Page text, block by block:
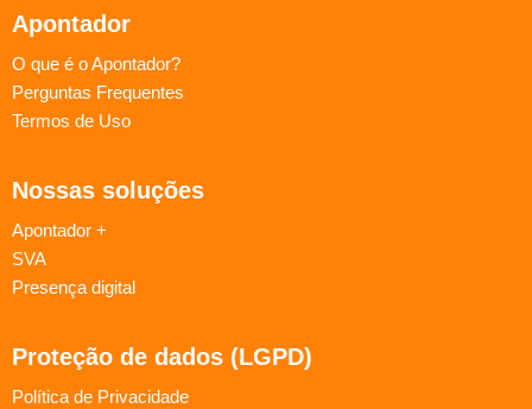
Apontador
O que é o Apontador?
Perguntas Frequentes
Termos de Uso
Nossas soluções
Apontador +
SVA
Presença digital
Proteção de dados (LGPD)
Política de Privacidade